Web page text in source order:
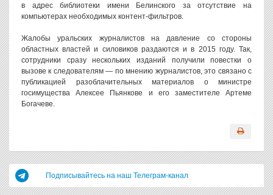
в адрес библиотеки имени Белинского за отсутствие на
компьютерах необходимых контент-фильтров.
Жалобы уральских журналистов на давление со стороны
областных властей и силовиков раздаются и в 2015 году. Так,
сотрудники сразу нескольких изданий получили повестки о
вызове к следователям — по мнению журналистов, это связано с
публикацией разоблачительных материалов о министре
госимущества Алексее Пьянкове и его заместителе Артеме
Богачеве.
Подписывайтесь на наш Телеграм-канал